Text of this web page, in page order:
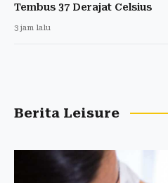
Tembus 37 Derajat Celsius
3 jam lalu
Berita Leisure